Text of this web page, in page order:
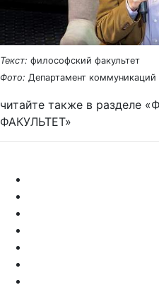
Текст: философский факультет
Фото: Департамент коммуникаций
читайте также в разделе
ФАКУЛЬТЕТ»